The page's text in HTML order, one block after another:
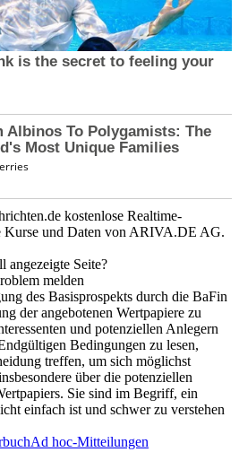
kostenlose Realtime-
Kurse und Daten von ARIVA.DE AG.
angezeigte Seite?
melden
des Basisprospekts durch die BaFin
der angebotenen Wertpapiere zu
und potenziellen Anlegern
Bedingungen zu lesen,
treffen, um sich möglichst
über die potenziellen
Sie sind im Begriff, ein
einfach ist und schwer zu verstehen
Ad hoc-Mitteilungen